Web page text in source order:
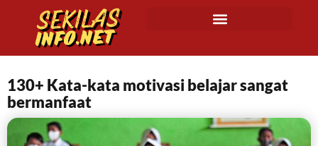
130+ Kata-kata motivasi belajar sangat
bermanfaat